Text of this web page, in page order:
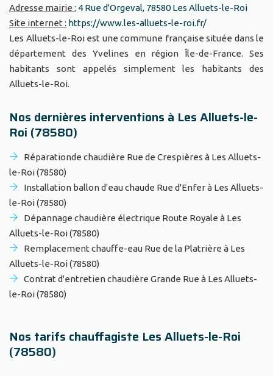
Adresse mairie : 4 Rue d'Orgeval, 78580 Les Alluets-le-Roi
Site internet : https://www.les-alluets-le-roi.fr/
Les Alluets-le-Roi est une commune française située dans le
département des Yvelines en région Île-de-France. Ses
habitants sont appelés simplement les habitants des
Alluets-le-Roi.
Nos dernières interventions à Les Alluets-le-
Roi (78580)
Réparationde chaudière Rue de Crespières à Les Alluets-
le-Roi (78580)
Installation ballon d'eau chaude Rue d'Enfer à Les Alluets-
le-Roi (78580)
Dépannage chaudière électrique Route Royale à Les
Alluets-le-Roi (78580)
Remplacement chauffe-eau Rue de la Platrière à Les
Alluets-le-Roi (78580)
Contrat d'entretien chaudière Grande Rue à Les Alluets-
le-Roi (78580)
Nos tarifs chauffagiste Les Alluets-le-Roi
(78580)